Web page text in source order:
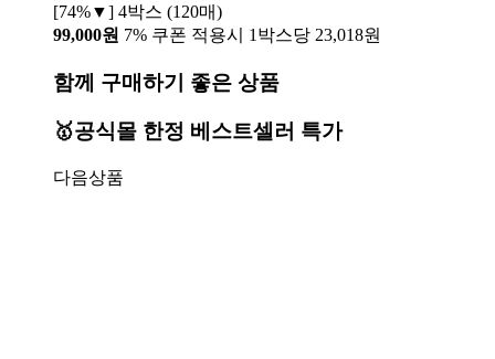
[74%▼] 4박스 (120매)
99,000원 7% 쿠폰 적용시 1박스당 23,018원
함께 구매하기 좋은 상품
🥇공식몰 한정 베스트셀러 특가
다음상품